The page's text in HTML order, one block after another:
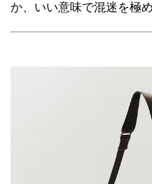
か、いい意味で混迷を極